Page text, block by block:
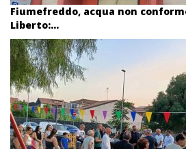
Fiumefreddo, acqua non
Liberto:...